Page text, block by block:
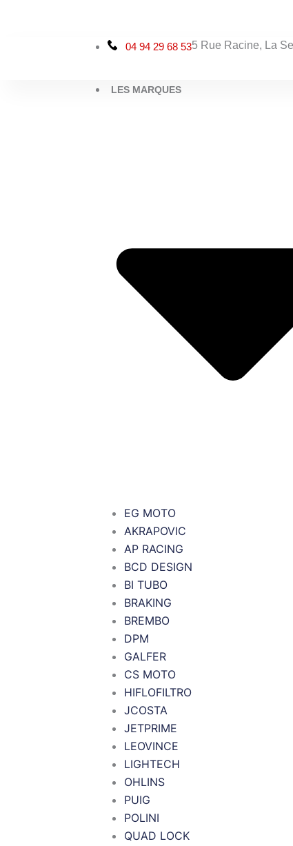
04 94 29 68 535 Rue Racine, La
LES MARQUES
EG MOTO
AKRAPOVIC
AP RACING
BCD DESIGN
BI TUBO
BRAKING
BREMBO
DPM
GALFER
CS MOTO
HIFLOFILTRO
JCOSTA
JETPRIME
LEOVINCE
LIGHTECH
OHLINS
PUIG
POLINI
QUAD LOCK